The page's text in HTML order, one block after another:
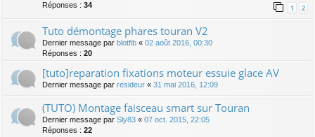
Réponses : 34 1 2
Tuto démontage phares touran V2
Dernier message par blotfib « 02 août 2016, 00:30
Réponses : 20
[tuto]reparation fixations moteur essuie glace AV
Dernier message par resideur « 31 mai 2016, 12:09
(TUTO) Montage faisceau smart sur Touran
Dernier message par Sly83 « 07 oct. 2015, 22:05
Réponses : 22